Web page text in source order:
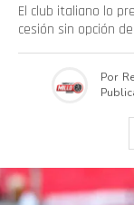
El club italiano lo
cesión sin opción
Por